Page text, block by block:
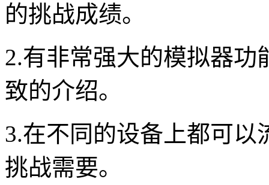
的挑战成绩。
2.有非常强大的模拟器
致的介绍。
3.在不同的设备上都可
挑战需要。